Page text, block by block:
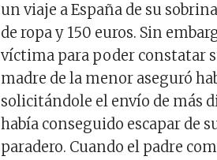
un viaje a España de su
de ropa y 150 euros. Sin
víctima para poder constatar
madre de la menor aseguró
solicitándole el envío de más
había conseguido escapar de
paradero. Cuando el padre